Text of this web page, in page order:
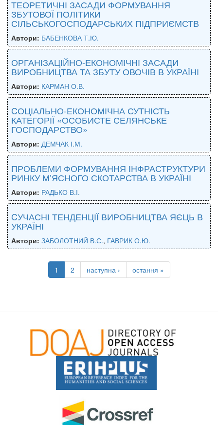
ТЕОРЕТИЧНІ ЗАСАДИ ФОРМУВАННЯ
ЗБУТОВОЇ ПОЛІТИКИ
СІЛЬСЬКОГОСПОДАРСЬКИХ ПІДПРИЄМСТВ
Автори: БАБЕНКОВА Т.Ю.
ОРГАНІЗАЦІЙНО-ЕКОНОМІЧНІ ЗАСАДИ
ВИРОБНИЦТВА ТА ЗБУТУ ОВОЧІВ В УКРАЇНІ
Автори: КАРМАН О.В.
CОЦІАЛЬНО-ЕКОНОМІЧНА СУТНІСТЬ
КАТЕГОРІЇ «ОСОБИСТЕ СЕЛЯНСЬКЕ
ГОСПОДАРСТВО»
Автори: ДЕМЧАК І.М.
ПРОБЛЕМИ ФОРМУВАННЯ ІНФРАСТРУКТУРИ
РИНКУ М’ЯСНОГО СКОТАРСТВА В УКРАЇНІ
Автори: РАДЬКО В.І.
CУЧАСНІ ТЕНДЕНЦІЇ ВИРОБНИЦТВА ЯЄЦЬ В
УКРАЇНІ
Автори: ЗАБОЛОТНИЙ В.С., ГАВРИК О.Ю.
1 2 наступна › остання »